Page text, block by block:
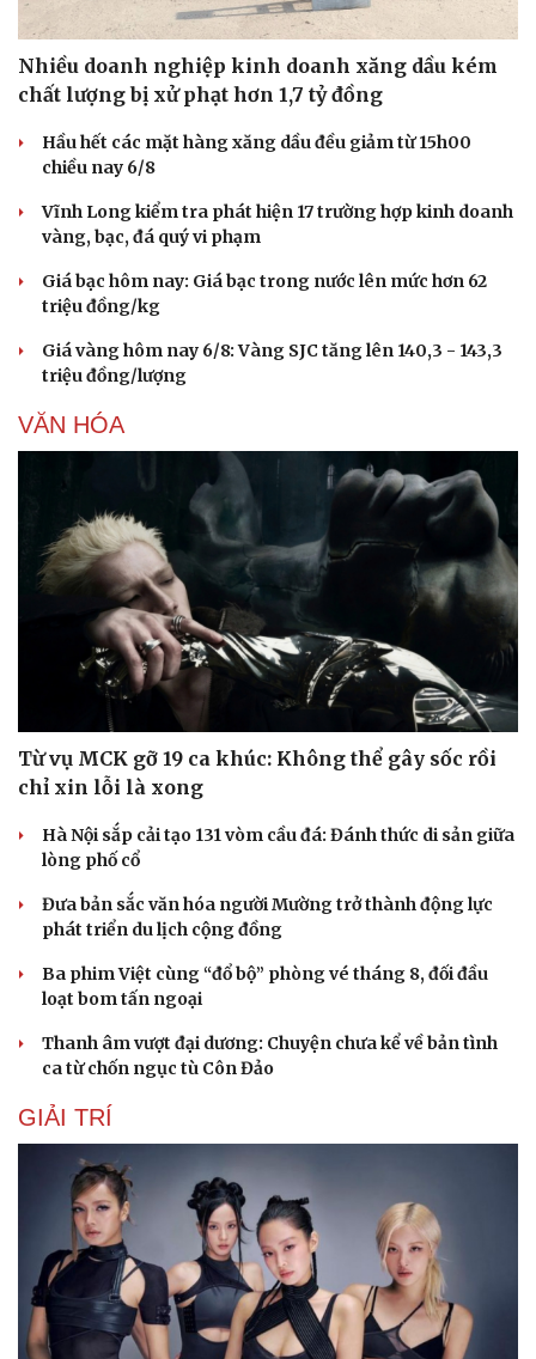
Tư vấn
check-in
Câu chuyện thời sự
Hạt giống tâm hồn
Nhiều doanh nghiệp kinh doanh xăng dầu kém
chất lượng bị xử phạt hơn 1,7 tỷ đồng
Hầu hết các mặt hàng xăng dầu đều giảm từ 15h00
chiều nay 6/8
Vĩnh Long kiểm tra phát hiện 17 trường hợp kinh doanh
vàng, bạc, đá quý vi phạm
Giá bạc hôm nay: Giá bạc trong nước lên mức hơn 62
triệu đồng/kg
Giá vàng hôm nay 6/8: Vàng SJC tăng lên 140,3 - 143,3
triệu đồng/lượng
VĂN HÓA
Từ vụ MCK gỡ 19 ca khúc: Không thể gây sốc rồi
chỉ xin lỗi là xong
Hà Nội sắp cải tạo 131 vòm cầu đá: Đánh thức di sản giữa
lòng phố cổ
Đưa bản sắc văn hóa người Mường trở thành động lực
phát triển du lịch cộng đồng
Ba phim Việt cùng “đổ bộ” phòng vé tháng 8, đối đầu
loạt bom tấn ngoại
Thanh âm vượt đại dương: Chuyện chưa kể về bản tình
ca từ chốn ngục tù Côn Đảo
GIẢI TRÍ